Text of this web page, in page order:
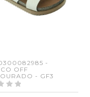
-
OFF
- GF3